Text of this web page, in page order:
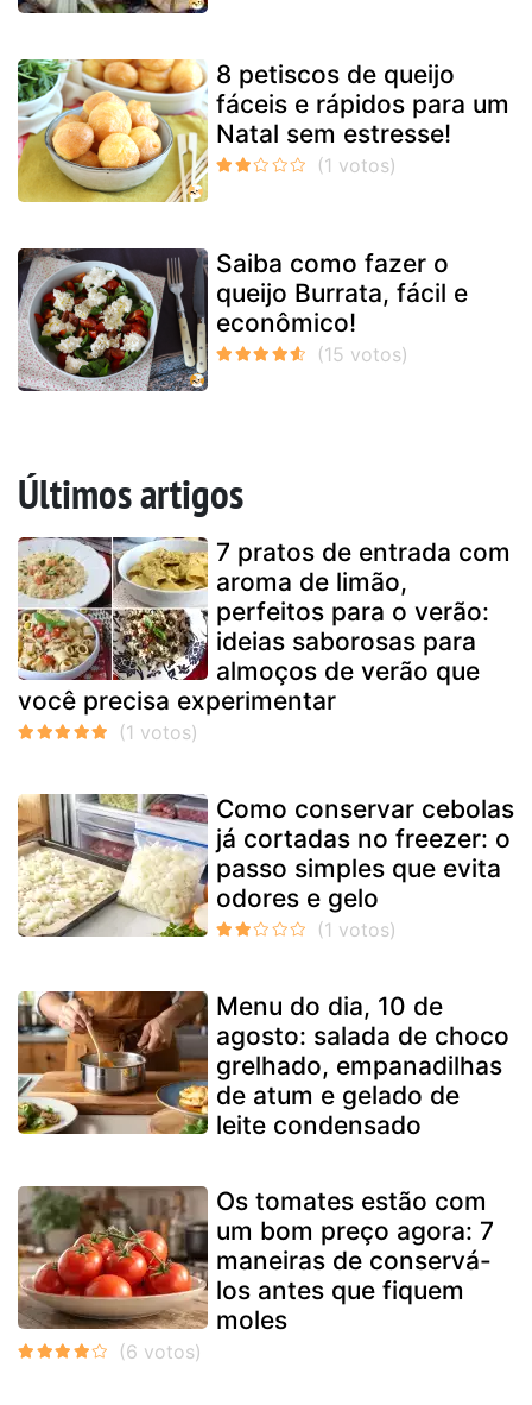
8 petiscos de queijo
fáceis e rápidos para um
Natal sem estresse!
Saiba como fazer o
queijo Burrata, fácil e
econômico!
Últimos artigos
7 pratos de entrada com
aroma de limão,
perfeitos para o verão:
ideias saborosas para
almoços de verão que
você precisa experimentar
Como conservar cebolas
já cortadas no freezer: o
passo simples que evita
odores e gelo
Menu do dia, 10 de
agosto: salada de choco
grelhado, empanadilhas
de atum e gelado de
leite condensado
Os tomates estão com
um bom preço agora: 7
maneiras de conservá-
los antes que fiquem
moles